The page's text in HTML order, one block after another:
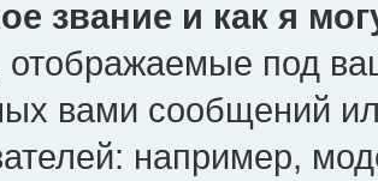
звание и как я
отображаемые под
вами сообщений
например,